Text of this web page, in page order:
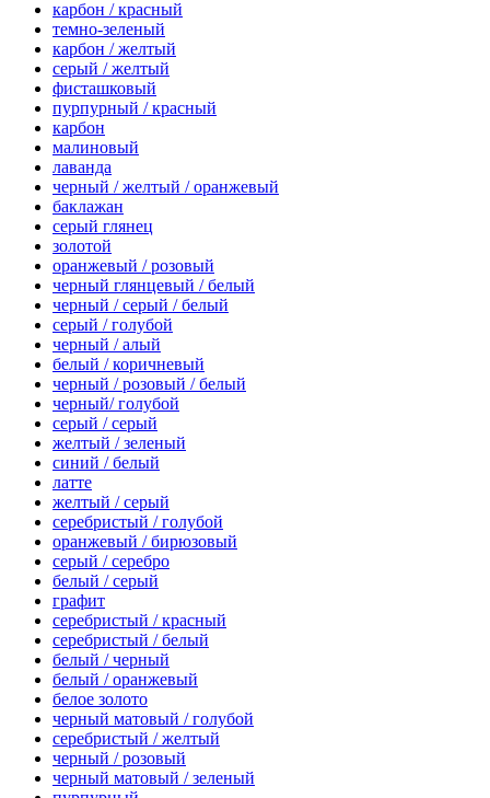
карбон / красный
темно-зеленый
карбон / желтый
серый / желтый
фисташковый
пурпурный / красный
карбон
малиновый
лаванда
черный / желтый / оранжевый
баклажан
серый глянец
золотой
оранжевый / розовый
черный глянцевый / белый
черный / серый / белый
серый / голубой
черный / алый
белый / коричневый
черный / розовый / белый
черный/ голубой
серый / серый
желтый / зеленый
синий / белый
латте
желтый / серый
серебристый / голубой
оранжевый / бирюзовый
серый / серебро
белый / серый
графит
серебристый / красный
серебристый / белый
белый / черный
белый / оранжевый
белое золото
черный матовый / голубой
серебристый / желтый
черный / розовый
черный матовый / зеленый